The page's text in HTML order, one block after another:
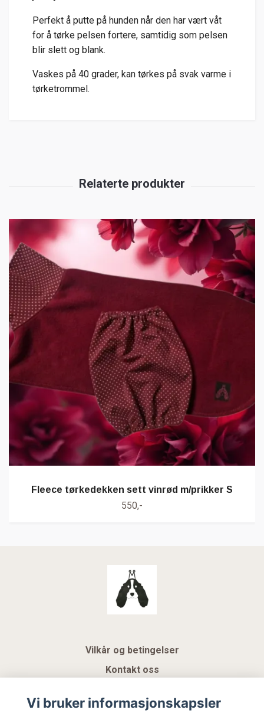
Perfekt å putte på hunden når den har vært våt
for å tørke pelsen fortere, samtidig som pelsen
blir slett og blank.
Vaskes på 40 grader, kan tørkes på svak varme i
tørketrommel.
Fleece tørkedekken sett vinrød m/prikker S
550,-
Vilkår og betingelser
Kontakt oss
Gavekort
Vi bruker informasjonskapsler